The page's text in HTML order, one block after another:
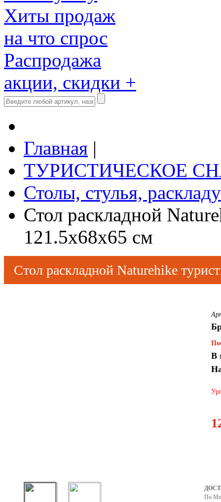
Хиты продаж
на что спрос
Распродажа
акции, скидки +
Главная |
ТУРИСТИЧЕСКОЕ
Столы, стулья,
Стол раскладной
121.5х68х65 см
Стол раскладной Naturehike
В
По